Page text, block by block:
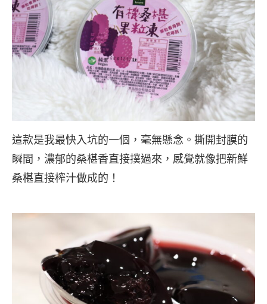
這款是我最快入坑的一個，毫無懸念。撕開封膜的
瞬間，濃郁的桑椹香直接撲過來，感覺就像把新鮮
桑椹直接榨汁做成的！